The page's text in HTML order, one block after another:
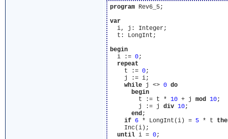
program Rev6_5;
var
  i, j: Integer;
  t: LongInt;
begin
  i :=
0;
repeat
    t :=
0;
    j := i;
while j <> 0 do
begin
        t := t *
10 + j mod 10;
        j := j
div 10;
end;
if 6 * LongInt(i) = 5 * t
    Inc(i);
until i = 0;